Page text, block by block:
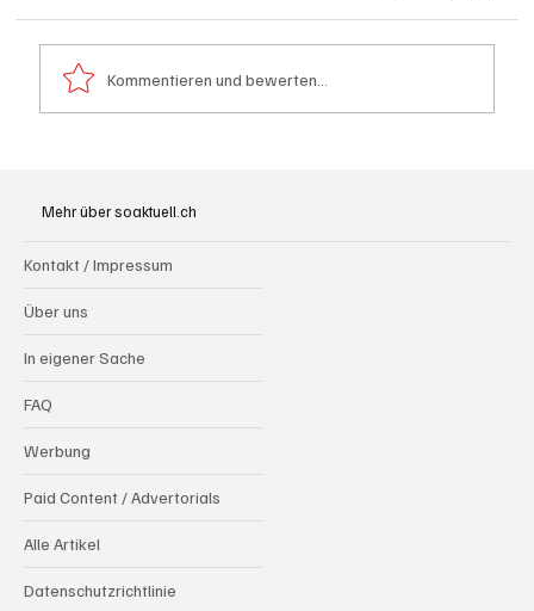
Kommentieren und bewerten...
Mehr über soaktuell.ch
Kontakt / Impressum
Über uns
In eigener Sache
FAQ
Werbung
Paid Content / Advertorials
Alle Artikel
Datenschutzrichtlinie